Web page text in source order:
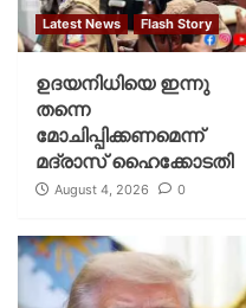
Latest News Flash Story
ഉദയനിധിയെ ഇന്നു
തന്നെ
മോചിപ്പിക്കണമെന്ന്
മദ്രാസ് ഹൈക്കോടതി
August 4, 2026 0